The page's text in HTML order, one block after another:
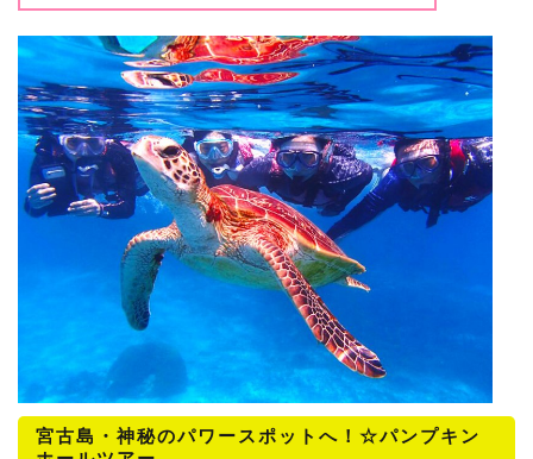
宮古島・神秘のパワースポットへ！☆パンプキン